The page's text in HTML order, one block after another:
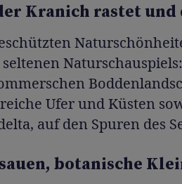
Kranich rastet
seltenen
Ufer und Küsten
auf den Spuren des
botanische